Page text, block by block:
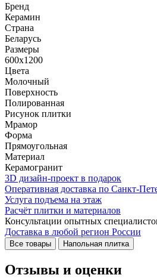
Бренд
Керамин
Страна
Беларусь
Размеры
600x1200
Цвета
Молочный
Поверхность
Полированная
Рисунок плитки
Мрамор
Форма
Прямоугольная
Материал
Керамогранит
3D дизайн-проект в подарок
Оперативная доставка по Санкт-
Услуга подъема на этаж
Расчёт плитки и материалов
Консультации опытных
Доставка в любой регион России
Все товары Напольная плитка
Отзывы и оценки